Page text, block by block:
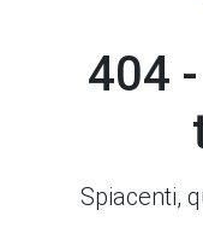
404
Spiacenti,